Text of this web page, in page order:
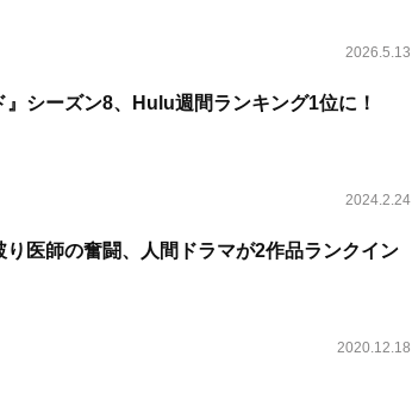
2026.5.13
シーズン8、Hulu週間ランキング1位に！
2024.2.24
医師の奮闘、人間ドラマが2作品ランクイン
2020.12.18